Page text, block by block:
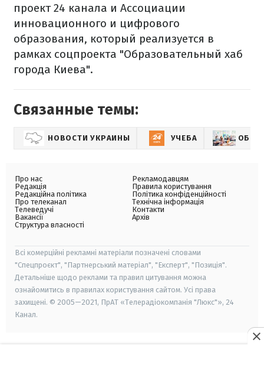
проект 24 канала и Ассоциации
инновационного и цифрового
образования, который реализуется в
рамках соцпроекта "Образовательный хаб
города Киева".
Связанные темы:
НОВОСТИ УКРАИНЫ УЧЕБА
Про нас
Редакція
Редакційна політика
Про телеканал
Телеведучі
Вакансії
Структура власності
Рекламодавцям
Правила користування
Політика конфіденційності
Технічна інформація
Контакти
Архів
Всі комерційні рекламні матеріали позначені словами
"Спецпроєкт", "Партнерський матеріал", "Експерт", "Позиція".
Детальніше щодо реклами та правил цитування можна
ознайомитись в правилах користування сайтом. Усі права
захищені. © 2005—2021, ПрАТ «Телерадіокомпанія "Люкс"», 24
Канал.